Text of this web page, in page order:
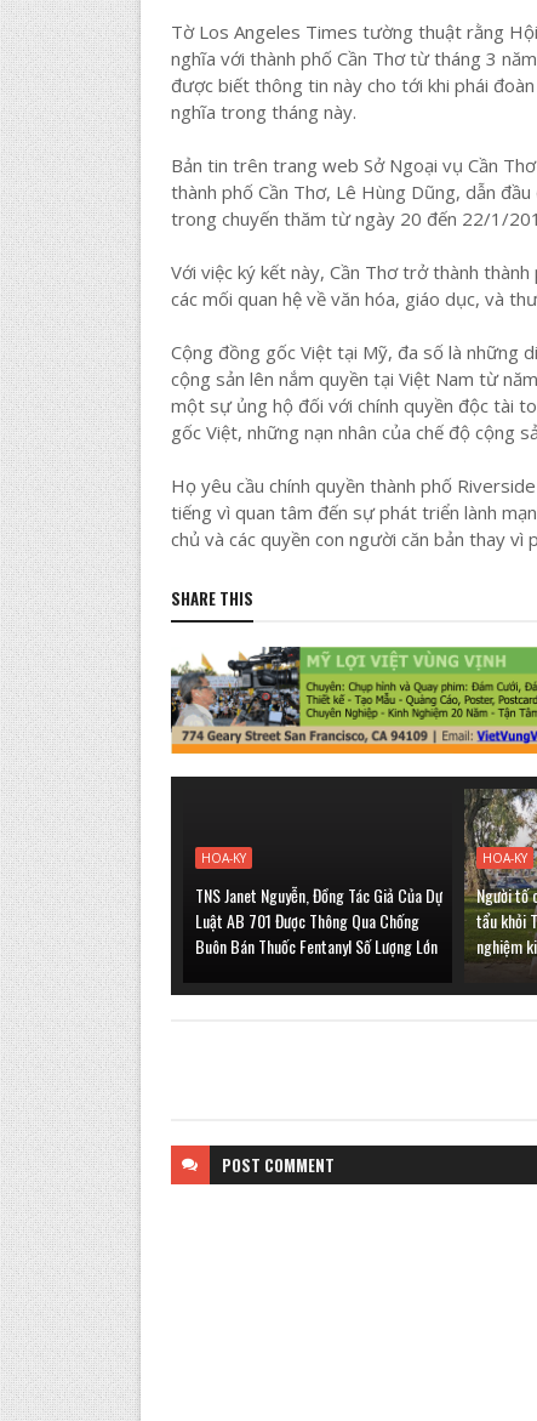
Tờ Los Angeles Times tường thuật rằng
nghĩa với thành phố Cần Thơ từ tháng 3
được biết thông tin này cho tới khi phái
nghĩa trong tháng này.
Bản tin trên trang web Sở Ngoại vụ Cần
thành phố Cần Thơ, Lê Hùng Dũng, dẫn
trong chuyến thăm từ ngày 20 đến 22/1/
Với việc ký kết này, Cần Thơ trở thành
các mối quan hệ về văn hóa, giáo dục, và
Cộng đồng gốc Việt tại Mỹ, đa số là những
cộng sản lên nắm quyền tại Việt Nam từ
một sự ủng hộ đối với chính quyền độc tài
gốc Việt, những nạn nhân của chế độ cộng
Họ yêu cầu chính quyền thành phố
tiếng vì quan tâm đến sự phát triển lành
chủ và các quyền con người căn bản thay
SHARE THIS
HOA-KY
TNS Janet Nguyễn, Đồng Tác Giả Của Dự
Luật AB 701 Được Thông Qua Chống
Buôn Bán Thuốc Fentanyl Số Lượng Lớn
HOA-KY
Người tố
tẩu khỏi
nghiệm
POST COMMENT